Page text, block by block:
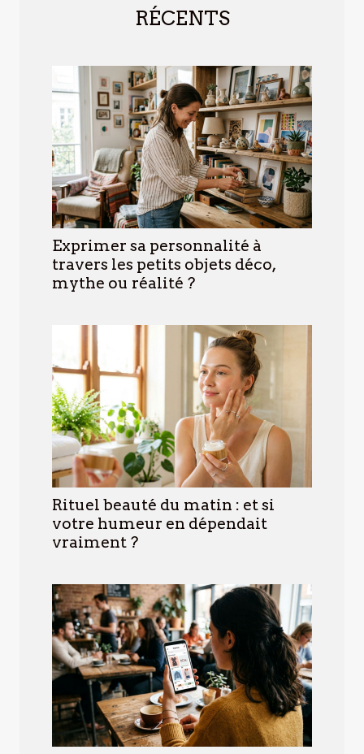
RÉCENTS
Exprimer sa personnalité à
travers les petits objets déco,
mythe ou réalité ?
Rituel beauté du matin : et si
votre humeur en dépendait
vraiment ?